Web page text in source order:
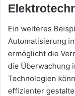
Ein weiteres
Automatisierung
ermöglicht die
die Überwachung
Technologien
effizienter